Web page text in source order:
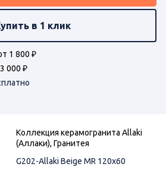
в 1 клик
1 800 ₽
000 ₽
Коллекция керамогранита Allaki
(Аллаки), Гранитея
G202-Allaki Beige MR 120х60